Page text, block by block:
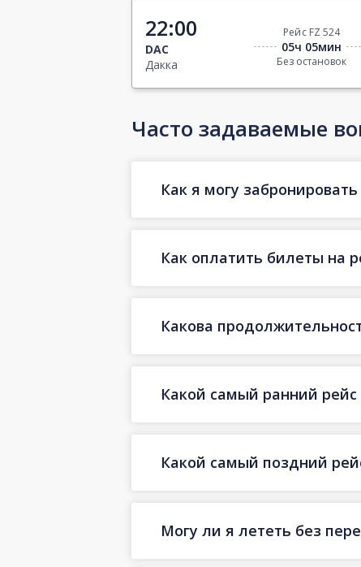
22:00
DAC
Дакка
Рейс FZ 524
05ч 05мин
Без остановок
Часто задаваемые
Как я могу
Как оплатить билеты на
Какова
Какой самый ранний
Какой самый поздний
Могу ли я лететь без